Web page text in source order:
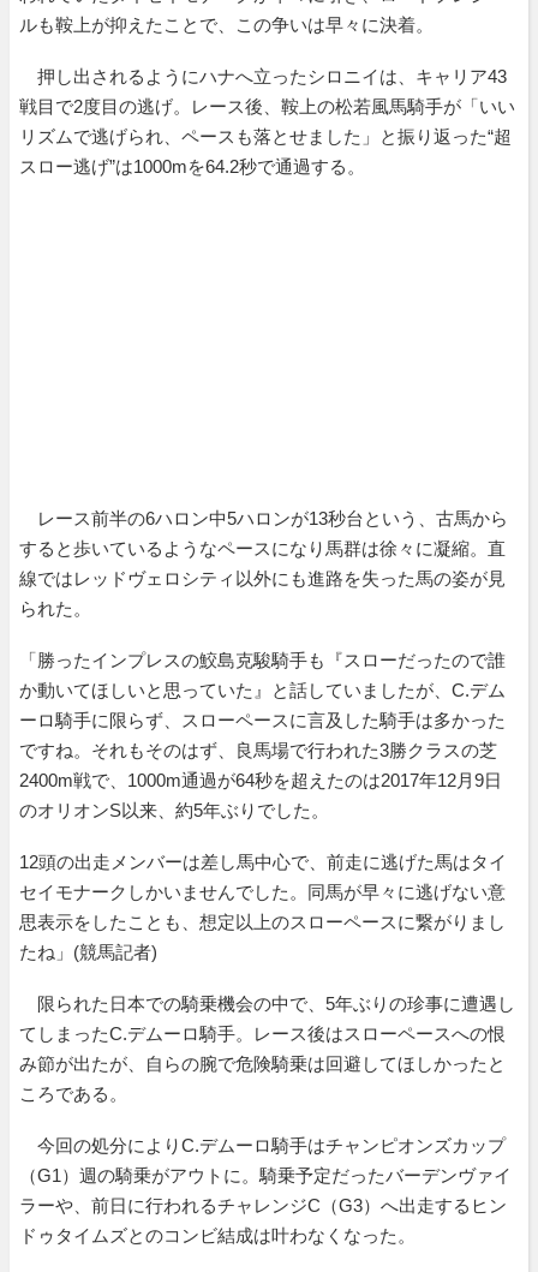
ルも鞍上が抑えたことで、この争いは早々に決着。
押し出されるようにハナへ立ったシロニイは、キャリア43
戦目で2度目の逃げ。レース後、鞍上の松若風馬騎手が「いい
リズムで逃げられ、ペースも落とせました」と振り返った“超
スロー逃げ”は1000mを64.2秒で通過する。
レース前半の6ハロン中5ハロンが13秒台という、古馬から
すると歩いているようなペースになり馬群は徐々に凝縮。直
線ではレッドヴェロシティ以外にも進路を失った馬の姿が見
られた。
「勝ったインプレスの鮫島克駿騎手も『スローだったので誰
か動いてほしいと思っていた』と話していましたが、C.デム
ーロ騎手に限らず、スローペースに言及した騎手は多かった
ですね。それもそのはず、良馬場で行われた3勝クラスの芝
2400m戦で、1000m通過が64秒を超えたのは2017年12月9日
のオリオンS以来、約5年ぶりでした。
12頭の出走メンバーは差し馬中心で、前走に逃げた馬はタイ
セイモナークしかいませんでした。同馬が早々に逃げない意
思表示をしたことも、想定以上のスローペースに繋がりまし
たね」(競馬記者)
限られた日本での騎乗機会の中で、5年ぶりの珍事に遭遇し
てしまったC.デムーロ騎手。レース後はスローペースへの恨
み節が出たが、自らの腕で危険騎乗は回避してほしかったと
ころである。
今回の処分によりC.デムーロ騎手はチャンピオンズカップ
（G1）週の騎乗がアウトに。騎乗予定だったバーデンヴァイ
ラーや、前日に行われるチャレンジC（G3）へ出走するヒン
ドゥタイムズとのコンビ結成は叶わなくなった。